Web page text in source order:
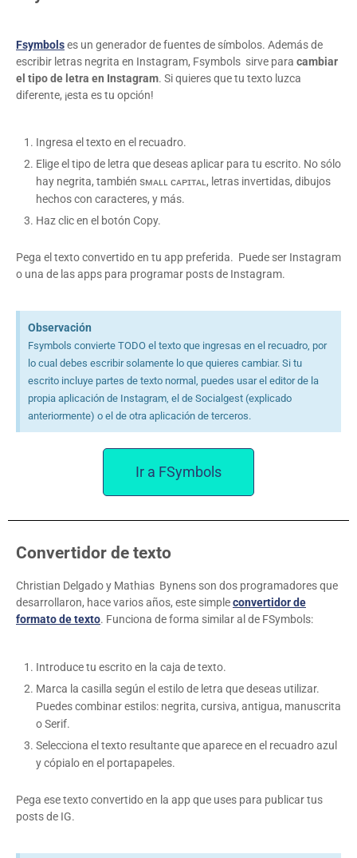
Fsymbolses un generador de fuentes de símbolos. Además de
escribir letras negrita en Instagram, Fsymbols sirve para cambiar
el tipo de letra en Instagram. Si quieres que tu texto luzca
diferente, ¡esta es tu opción!
Ingresa el texto en el recuadro.
Elige el tipo de letra que deseas aplicar para tu escrito. No sólo
hay negrita, también sᴍᴀʟʟ ᴄᴀᴘɪᴛᴀʟ, letras invertidas, dibujos
hechos con caracteres, y más.
Haz clic en el botón Copy.
Pega el texto convertido en tu app preferida. Puede ser Instagram
o una de las apps para programar posts de Instagram.
Observación
Fsymbols convierte TODO el texto que ingresas en el recuadro, por
lo cual debes escribir solamente lo que quieres cambiar. Si tu
escrito incluye partes de texto normal, puedes usar el editor de la
propia aplicación de Instagram, el de Socialgest (explicado
anteriormente) o el de otra aplicación de terceros.
Ir a FSymbols
Convertidor de texto
Christian Delgado y Mathias Bynens son dos programadores que
desarrollaron, hace varios años, este simpleconvertidor de
formato de texto. Funciona de forma similar al de FSymbols:
Introduce tu escrito en la caja de texto.
Marca la casilla según el estilo de letra que deseas utilizar.
Puedes combinar estilos: negrita, cursiva, antigua, manuscrita
o Serif.
Selecciona el texto resultante que aparece en el recuadro azul
y cópialo en el portapapeles.
Pega ese texto convertido en la app que uses para publicar tus
posts de IG.